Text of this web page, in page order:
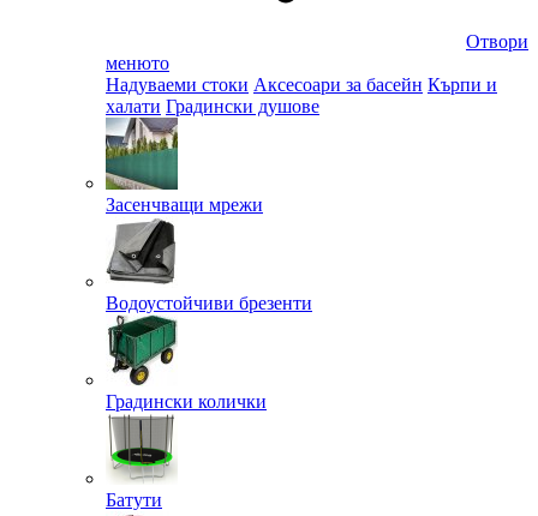
Отвори
менюто
Надуваеми стоки Аксесоари за басейн Кърпи и
халати Градински душове
Засенчващи мрежи
Водоустойчиви брезенти
Градински колички
Батути